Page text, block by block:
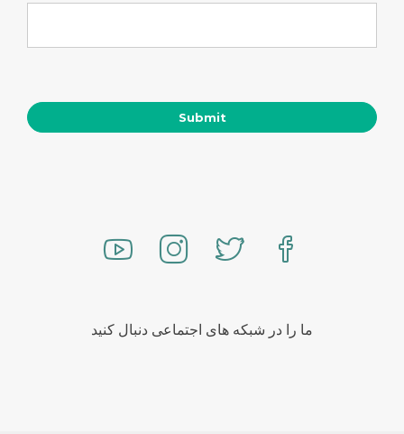
ما را در شبکه های اجتماعی دنبال کنید